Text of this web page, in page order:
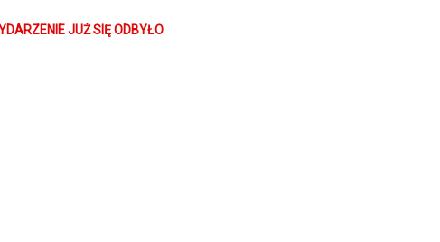
w lesie – Miś Kudłatek
JUŻ SIĘ ODBYŁO